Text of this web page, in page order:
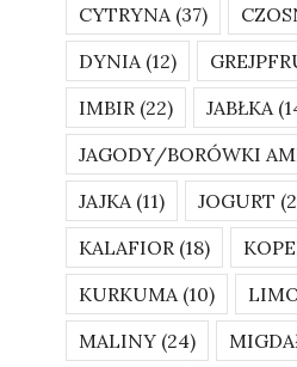
CYTRYNA(37)
DYNIA(12)
IMBIR (22) JABŁKA
JAGODY/BORÓWKI
JAJKA(11) JOGURT
KALAFIOR (18)
KURKUMA(10)
MALINY (24)